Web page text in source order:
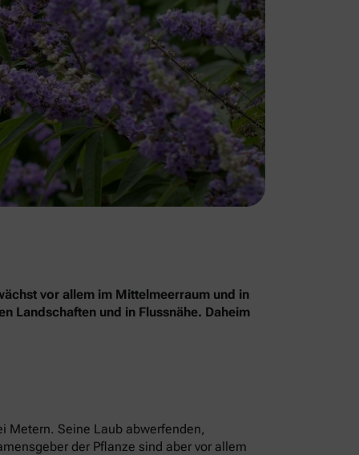
vor allem im Mittelmeerraum und in
Landschaften und in Flussnähe. Daheim
Metern. Seine Laub abwerfenden,
der Pflanze sind aber vor allem